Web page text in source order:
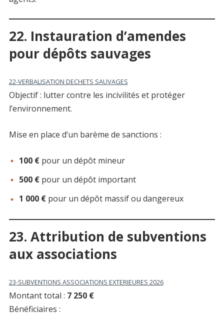
22. Instauration d’amendes
pour dépôts sauvages
22-VERBALISATION DECHETS SAUVAGES
Objectif : lutter contre les incivilités et protéger
l’environnement.
Mise en place d’un barème de sanctions :
100 €pour un dépôt mineur
500 €pour un dépôt important
1 000 €pour un dépôt massif ou dangereux
23. Attribution de subventions
aux associations
23-SUBVENTIONS ASSOCIATIONS EXTERIEURES 2026
Montant total : 7 250 €
Bénéficiaires :